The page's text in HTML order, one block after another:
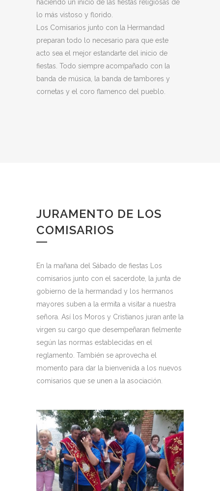
haciendo un inicio de las fiestas religiosas de
lo más vistoso y florido.
Los Comisarios junto con la Hermandad
preparan todo lo necesario para que este
acto sea el mejor estandarte del inicio de
fiestas. Todo siempre acompañado con la
banda de música, la banda de tambores y
cornetas y el coro flamenco del pueblo.
JURAMENTO DE LOS
COMISARIOS
En la mañana del Sábado de fiestas Los
comisarios junto con el sacerdote, la junta de
gobierno de la hermandad y los hermanos
mayores suben a la ermita a visitar a nuestra
señora. Así los Moros y Cristianos juran ante la
virgen su cargo que desempeñaran fielmente
según las normas establecidas en el
reglamento. También se aprovecha el
momento para dar la bienvenida a los nuevos
comisarios que se unen a la asociación.